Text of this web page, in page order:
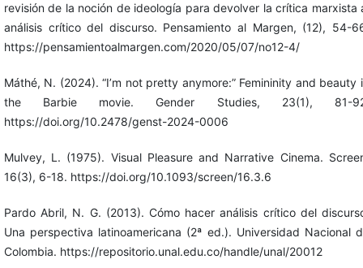
revisión de la noción de ideología para devolver la crítica marxista
análisis crítico del discurso. Pensamiento al Margen, (12), 54-
https://pensamientoalmargen.com/2020/05/07/no12-4/
Máthé, N. (2024). “I’m not pretty anymore:” Femininity and beauty
the Barbie movie. Gender Studies, 23(1), 81-
https://doi.org/10.2478/genst-2024-0006
Mulvey, L. (1975). Visual Pleasure and Narrative Cinema.
16(3), 6-18. https://doi.org/10.1093/screen/16.3.6
Pardo Abril, N. G. (2013). Cómo hacer análisis crítico del
Una perspectiva latinoamericana (2ª ed.). Universidad Nacional
Colombia. https://repositorio.unal.edu.co/handle/unal/20012